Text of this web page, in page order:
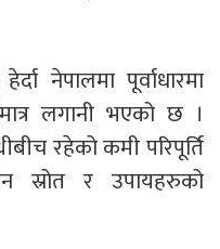
नेपालमा पूर्वाधारमा
लगानी भएको छ ।
रहेको कमी परिपूर्ति
स्रोत र उपायहरुको